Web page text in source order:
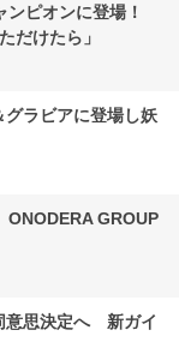
ピオンに登場！
だけたら」
ラビアに登場し妖
GROUP
意思決定へ 新ガイ